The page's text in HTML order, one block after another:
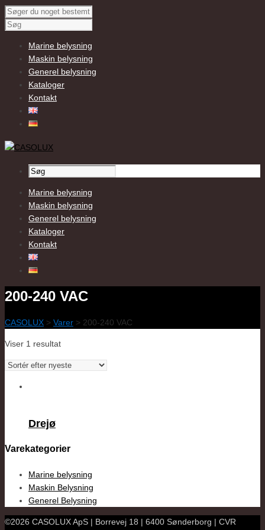
Marine belysning
Maskin belysning
Generel belysning
Kataloger
Kontakt
Marine belysning
Maskin belysning
Generel belysning
Kataloger
Kontakt
200-240 VAC
CASOLUX > Varer > 200-240 VAC
Viser 1 resultat
Drejø
Varekategorier
Marine belysning
Maskin Belysning
Generel Belysning
©2026 CASOLUX ApS | Borrevej 18 | 6400 Sønderborg | CVR